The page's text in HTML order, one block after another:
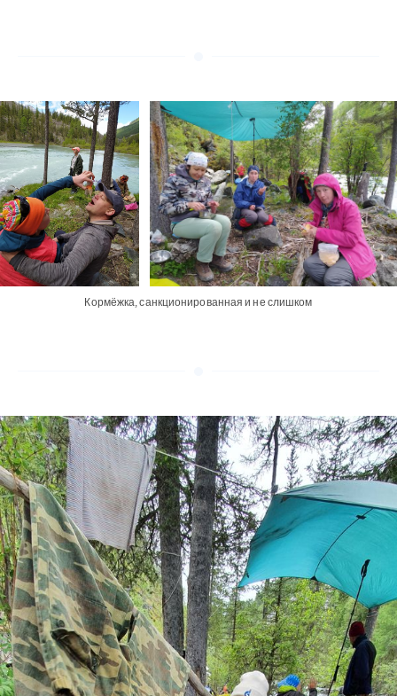
Кормёжка, санкционированная и не слишком